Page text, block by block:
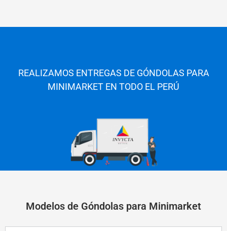
REALIZAMOS ENTREGAS DE GÓNDOLAS PARA
MINIMARKET EN TODO EL PERÚ
Modelos de Góndolas para Minimarket